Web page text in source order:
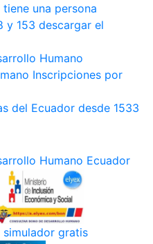
una persona
y 153 descargar el
Humano
Inscripciones por
del Ecuador desde 1533
Humano Ecuador
simulador gratis